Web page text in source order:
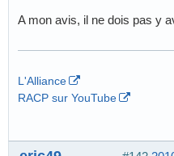
A mon avis, il ne dois pas y
L'Alliance
RACP sur YouTube